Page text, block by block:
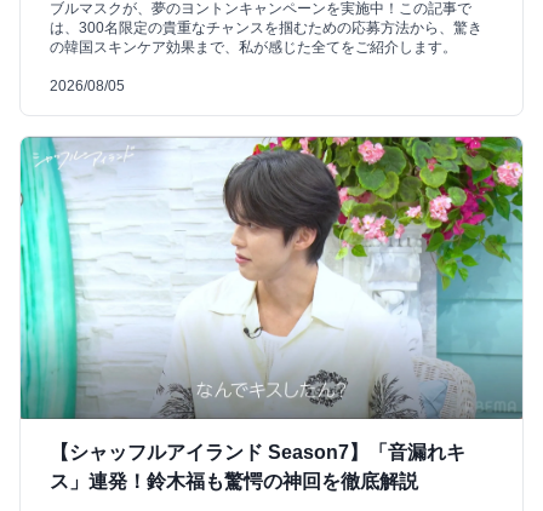
ブルマスクが、夢のヨントンキャンペーンを実施中！この記事で
は、300名限定の貴重なチャンスを掴むための応募方法から、驚き
の韓国スキンケア効果まで、私が感じた全てをご紹介します。
2026/08/05
【シャッフルアイランド Season7】「音漏れキ
ス」連発！鈴木福も驚愕の神回を徹底解説